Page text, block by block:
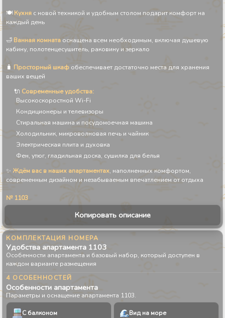
🍽️ Кухня с новой техникой и удобным столом подарит комфорт на
каждый день
🛁 Ванная комнатаоснащена всем необходимым, включая душевую
кабину, полотенцесушитель, раковину и зеркало
🧳 Просторный шкаф обеспечивает достаточно места для хранения
ваших вещей
🔌 Современные удобства:
Высокоскоростной Wi-Fi
Кондиционеры и телевизоры
Стиральная машина и посудомоечная машина
Холодильник, микроволновая печь и чайник
Электрическая плита и духовка
Фен, утюг, гладильная доска, сушилка для белья
✨ Ждём вас в наших апартаментах, наполненных комфортом,
современным дизайном и незабываемым впечатлением от отдыха
№ 1103
Копировать описание
КОМПЛЕКТАЦИЯ НОМЕРА
Удобства апартамента 1103
Особенности апартамента и базовый набор, который доступен в
каждом варианте размещения
4 ОСОБЕННОСТЕЙ
Особенности апартамента
Параметры и оснащение апартамента 1103.
С балконом Вид на море